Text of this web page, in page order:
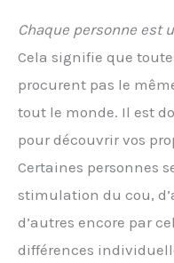
Chaque personne est
Cela signifie que
procurent pas le
tout le monde. Il est
pour découvrir vos
Certaines personnes
stimulation du cou,
d’autres encore par
différences